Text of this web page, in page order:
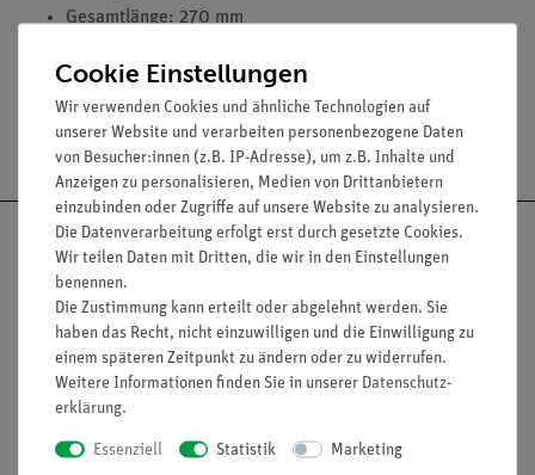
Gesamtlänge: 270 mm
Versandkostenfrei ab 300,- €
Nach oben
Informationen
Cookie Einstellungen
Wir verwenden Cookies und ähnliche Technologien auf
unserer Website und verarbeiten personenbezogene Daten
von Besucher:innen (z.B. IP-Adresse), um z.B. Inhalte und
Anzeigen zu personalisieren, Medien von Drittanbietern
einzubinden oder Zugriffe auf unsere Website zu analysieren.
Die Datenverarbeitung erfolgt erst durch gesetzte Cookies.
Wir teilen Daten mit Dritten, die wir in den Einstellungen
benennen.
Die Zustimmung kann erteilt oder abgelehnt werden. Sie
haben das Recht, nicht einzuwilligen und die Einwilligung zu
einem späteren Zeitpunkt zu ändern oder zu widerrufen.
Weitere Informationen finden Sie in unserer Daten­schutz­
erklärung.
Essenziell Statistik Marketing